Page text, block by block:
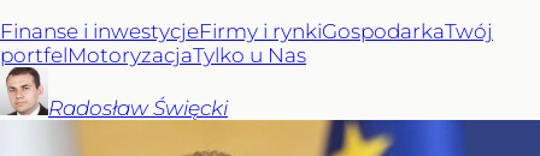
Finanse i inwestycjeFirmy i rynkiGospodarkaTwój
portfelMotoryzacjaTylko u Nas
Radosław Święcki